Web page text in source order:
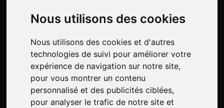
Nous utilisons des cookies
Nous utilisons des cookies et d'autres
technologies de suivi pour améliorer votre
expérience de navigation sur notre site,
pour vous montrer un contenu
personnalisé et des publicités ciblées,
pour analyser le trafic de notre site et